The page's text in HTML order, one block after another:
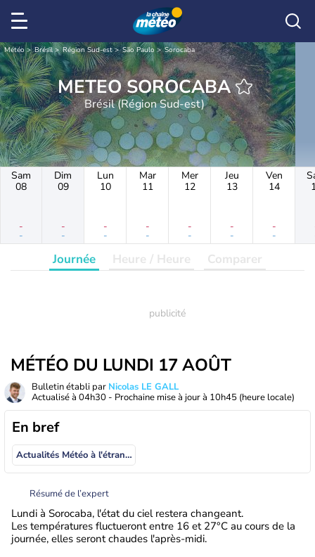
Météo Brésil Région Sud-est São Paulo Sorocaba
METEO SOROCABA
Brésil (Région Sud-est)
Sam
08
-
-
Dim
09
-
-
Lun
10
-
-
Mar
11
-
-
Mer
12
-
-
Jeu
13
-
-
Ven
14
-
-
Journée Heure / Heure Comparer
MÉTÉO DU LUNDI 17 AOÛT
Bulletin établi par Nicolas LE GALL
Actualisé à 04h30 - Prochaine mise à jour à 10h45 (heure locale)
En bref
Actualités Météo à l'étranger
Résumé de l’expert
Lundi à Sorocaba, l'état du ciel restera changeant.
Les températures fluctueront entre 16 et 27°C au cours de la
journée, elles seront chaudes l'après-midi.